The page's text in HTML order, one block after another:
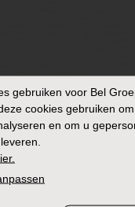
gebruiken voor Bel
cookies gebruiken
en om u